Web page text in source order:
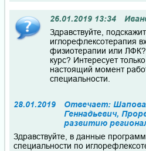
26.01.2019 13:34
Здравствуйте,
иглорефлексотерапия
физиотерапии или
курс? Интересует
настоящий момент
специальности.
28.01.2019
Отвечает:
Геннадьевич,
развитию
Здравствуйте, в данные
специальности по